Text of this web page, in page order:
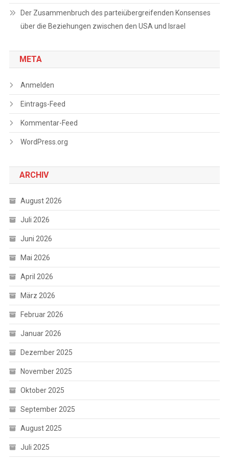
Der Zusammenbruch des parteiübergreifenden Konsenses
über die Beziehungen zwischen den USA und Israel
META
Anmelden
Eintrags-Feed
Kommentar-Feed
WordPress.org
ARCHIV
August 2026
Juli 2026
Juni 2026
Mai 2026
April 2026
März 2026
Februar 2026
Januar 2026
Dezember 2025
November 2025
Oktober 2025
September 2025
August 2025
Juli 2025